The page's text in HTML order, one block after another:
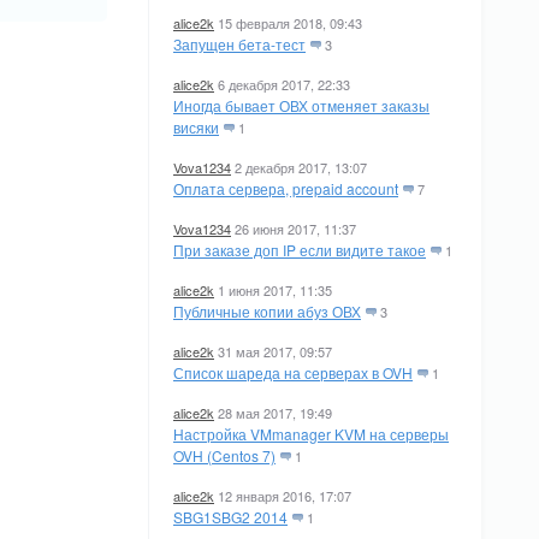
alice2k 15 февраля 2018, 09:43
Запущен бета-тест 3
alice2k 6 декабря 2017, 22:33
Иногда бывает ОВХ отменяет заказы
висяки
1
Vova12342 декабря 2017, 13:07
Оплата сервера, prepaid account 7
Vova123426 июня 2017, 11:37
При заказе доп IP если видите такое 1
alice2k 1 июня 2017, 11:35
Публичные копии абуз ОВХ 3
alice2k 31 мая 2017, 09:57
Список шареда на серверах в OVH 1
alice2k 28 мая 2017, 19:49
Настройка VMmanager KVM на серверы
OVH (Centos 7)
1
alice2k 12 января 2016, 17:07
SBG1SBG2 2014 1